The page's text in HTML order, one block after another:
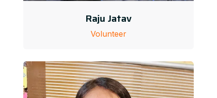
Raju Jatav
Volunteer